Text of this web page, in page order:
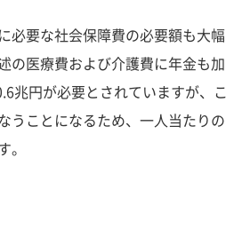
必要な社会保障費の必要額も大幅
の医療費および介護費に年金も加
兆円が必要とされていますが、こ
うことになるため、一人当たりの
。